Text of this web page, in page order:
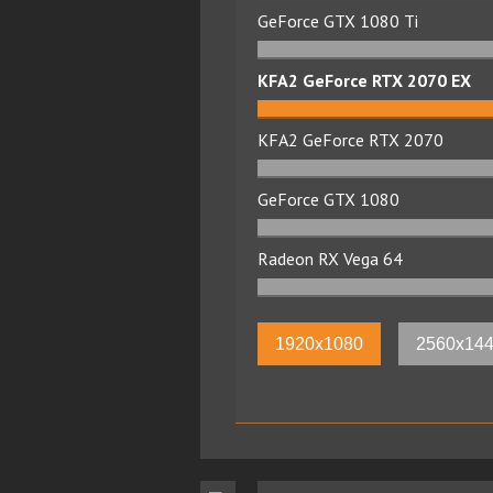
GeForce GTX 1080 Ti
KFA2 GeForce RTX 2070 EX
KFA2 GeForce RTX 2070
GeForce GTX 1080
Radeon RX Vega 64
1920x1080